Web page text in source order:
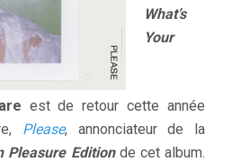
What’s
Your
est de retour cette année
Please, annonciateur de la
Pleasure Editionde cet album.